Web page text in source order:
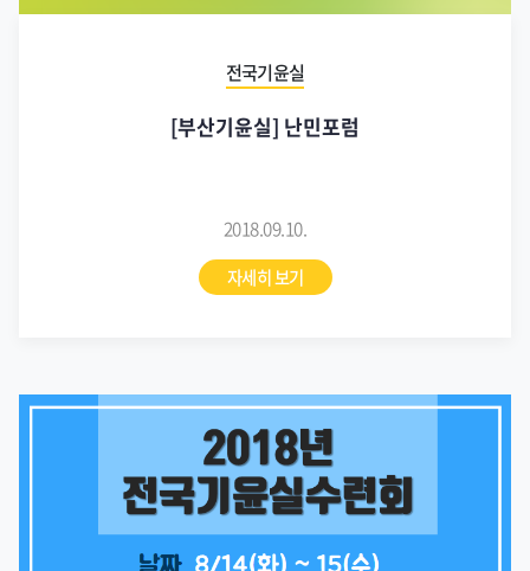
전국기윤실
[부산기윤실] 난민포럼
2018.09.10.
자세히 보기